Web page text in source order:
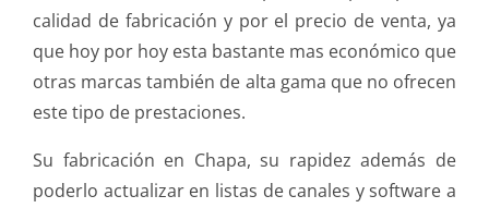
calidad de fabricación y por el precio de venta, ya
que hoy por hoy esta bastante mas económico que
otras marcas también de alta gama que no ofrecen
este tipo de prestaciones.
Su fabricación en Chapa, su rapidez además de
poderlo actualizar en listas de canales y software a